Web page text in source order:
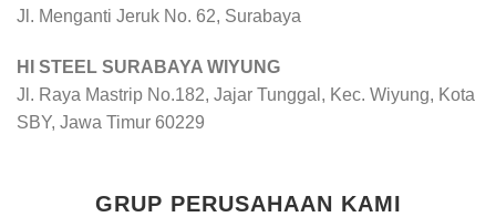
Jl. Menganti Jeruk No. 62, Surabaya
HI STEEL SURABAYA WIYUNG
Jl. Raya Mastrip No.182, Jajar Tunggal, Kec. Wiyung, Kota
SBY, Jawa Timur 60229
GRUP PERUSAHAAN KAMI